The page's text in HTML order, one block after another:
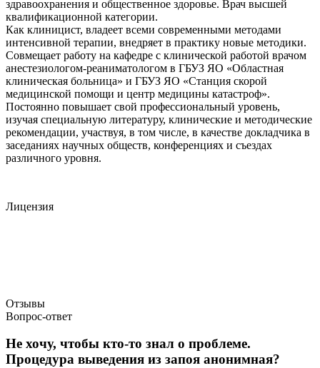
здравоохранения и общественное здоровье. Врач высшей
квалификационной категории.
Как клиницист, владеет всеми современными методами
интенсивной терапии, внедряет в практику новые методики.
Совмещает работу на кафедре с клинической работой врачом
анестезиологом-реаниматологом в ГБУЗ ЯО «Областная
клиническая больница» и ГБУЗ ЯО «Станция скорой
медицинской помощи и центр медицины катастроф».
Постоянно повышает свой профессиональный уровень,
изучая специальную литературу, клинические и методические
рекомендации, участвуя, в том числе, в качестве докладчика в
заседаниях научных обществ, конференциях и съездах
различного уровня.
Лицензия
Отзывы
Вопрос-ответ
Не хочу, чтобы кто-то знал о проблеме.
Процедура выведения из запоя анонимная?